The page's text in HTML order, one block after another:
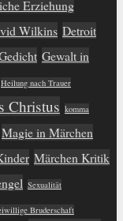
Erziehung
Wilkins Detroit
Gewalt in
Heilung nach Trauer
Christus komma
Magie in Märchen
Märchen Kritik
Sexualität
Bruderschaft